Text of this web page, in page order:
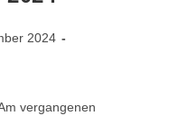
2024
vergangenen